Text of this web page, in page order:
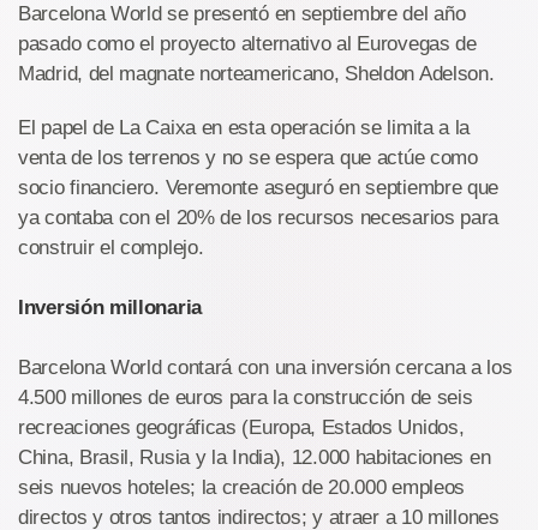
Barcelona World se presentó en septiembre del año
pasado como el proyecto alternativo al Eurovegas de
Madrid, del magnate norteamericano, Sheldon Adelson.
El papel de La Caixa en esta operación se limita a la
venta de los terrenos y no se espera que actúe como
socio financiero. Veremonte aseguró en septiembre que
ya contaba con el 20% de los recursos necesarios para
construir el complejo.
Inversión millonaria
Barcelona World contará con una inversión cercana a los
4.500 millones de euros para la construcción de seis
recreaciones geográficas (Europa, Estados Unidos,
China, Brasil, Rusia y la India), 12.000 habitaciones en
seis nuevos hoteles; la creación de 20.000 empleos
directos y otros tantos indirectos; y atraer a 10 millones